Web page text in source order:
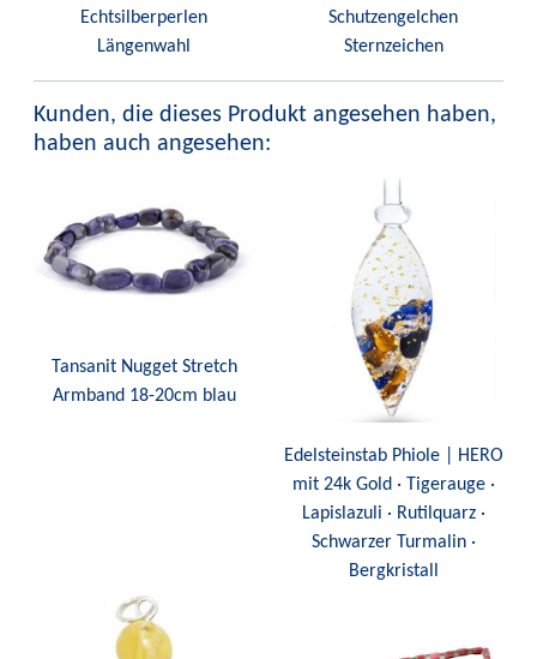
Echtsilberperlen
Längenwahl
Schutzengelchen
Sternzeichen
Kunden, die dieses Produkt angesehen haben,
haben auch angesehen:
Tansanit Nugget Stretch
Armband 18-20cm blau
Edelsteinstab Phiole | HERO
mit 24k Gold · Tigerauge ·
Lapislazuli · Rutilquarz ·
Schwarzer Turmalin ·
Bergkristall